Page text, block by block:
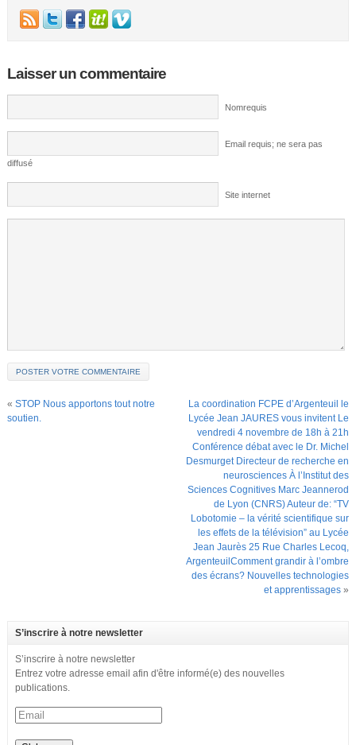
Laisser un commentaire
Nomrequis
Email requis; ne sera pas
diffusé
Site internet
« STOP Nous apportons tout notre
soutien.
La coordination FCPE d’Argenteuil le
Lycée Jean JAURES vous invitent Le
vendredi 4 novembre de 18h à 21h
Conférence débat avec le Dr. Michel
Desmurget Directeur de recherche en
neurosciences À l’Institut des
Sciences Cognitives Marc Jeannerod
de Lyon (CNRS) Auteur de: “TV
Lobotomie – la vérité scientifique sur
les effets de la télévision” au Lycée
Jean Jaurès 25 Rue Charles Lecoq,
ArgenteuilComment grandir à l’ombre
des écrans? Nouvelles technologies
et apprentissages »
S’inscrire à notre newsletter
S’inscrire à notre newsletter
Entrez votre adresse email afin d'être informé(e) des nouvelles
publications.